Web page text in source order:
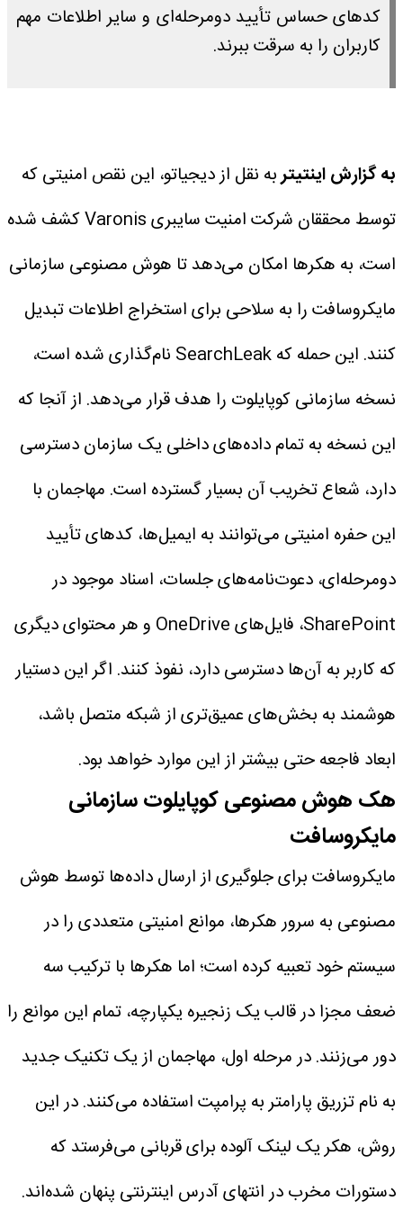
کدهای حساس تأیید دومرحله‌ای و سایر اطلاعات مهم
کاربران را به سرقت ببرند.
به گزارش اینتیتربه نقل از دیجیاتو، این نقص امنیتی که
توسط محققان شرکت امنیت سایبری Varonis کشف شده
است، به هکرها امکان می‌دهد تا هوش مصنوعی سازمانی
مایکروسافت را به سلاحی برای استخراج اطلاعات تبدیل
کنند.
این حمله که SearchLeak نام‌گذاری شده است،
نسخه سازمانی کوپایلوت را هدف قرار می‌دهد. از آنجا که
این نسخه به تمام داده‌های داخلی یک سازمان دسترسی
دارد، شعاع تخریب آن بسیار گسترده است. مهاجمان با
این حفره امنیتی می‌توانند به ایمیل‌ها، کدهای تأیید
دومرحله‌ای، دعوت‌نامه‌های جلسات، اسناد موجود در
SharePoint، فایل‌های OneDrive و هر محتوای دیگری
که کاربر به آن‌ها دسترسی دارد، نفوذ کنند. اگر این دستیار
هوشمند به بخش‌های عمیق‌تری از شبکه متصل باشد،
ابعاد فاجعه حتی بیشتر از این موارد خواهد بود.
هک هوش مصنوعی کوپایلوت سازمانی
مایکروسافت
مایکروسافت برای جلوگیری از ارسال داده‌ها توسط هوش
مصنوعی به سرور هکرها، موانع امنیتی متعددی را در
سیستم خود تعبیه کرده است؛ اما هکرها با ترکیب سه
ضعف مجزا در قالب یک زنجیره یکپارچه، تمام این موانع را
دور می‌زنند.در مرحله اول، مهاجمان از یک تکنیک جدید
به نام تزریق پارامتر به پرامپت استفاده می‌کنند. در این
روش، هکر یک لینک آلوده برای قربانی می‌فرستد که
دستورات مخرب در انتهای آدرس اینترنتی پنهان شده‌اند.